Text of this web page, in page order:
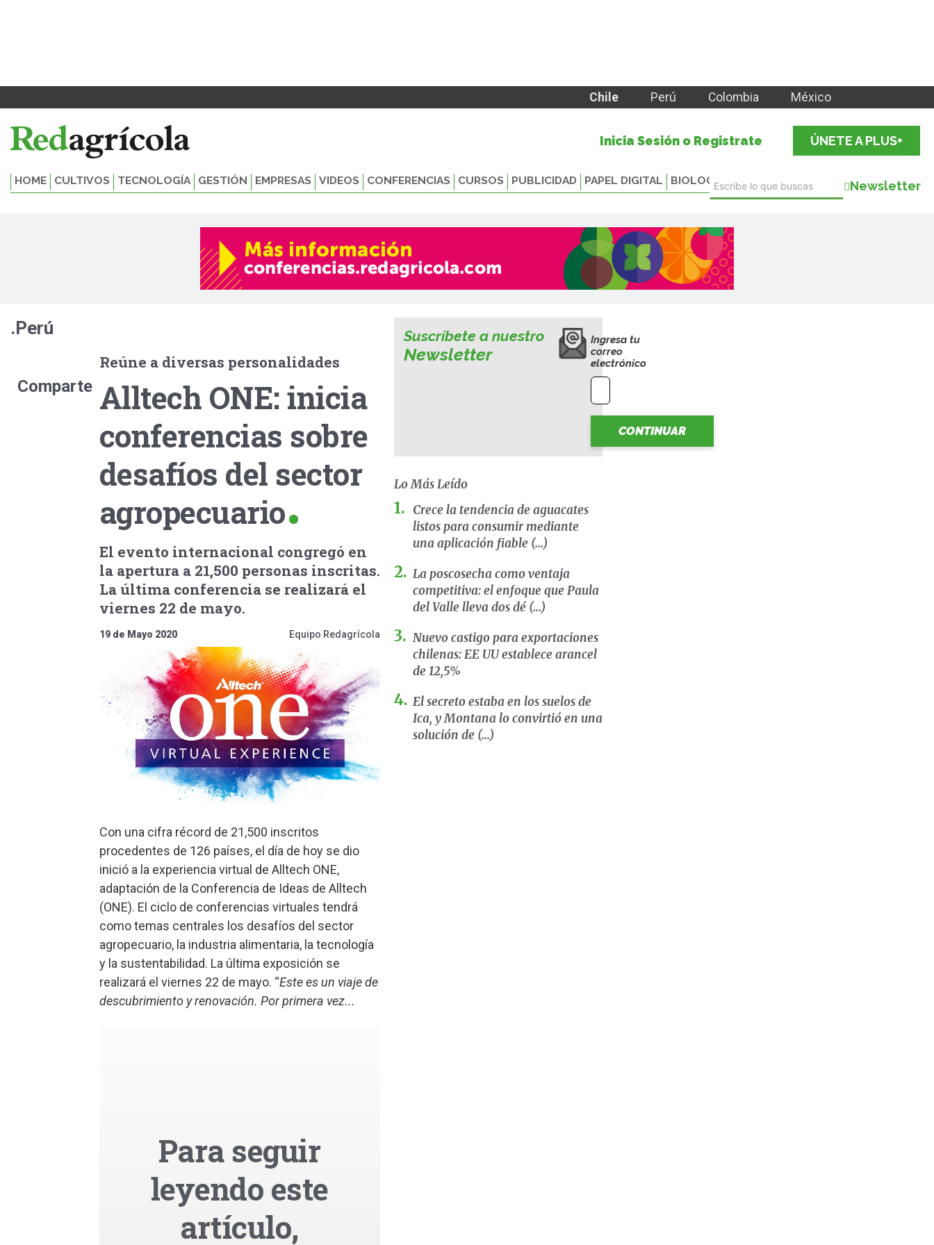
Chile Perú Colombia México
Inicia Sesión o Registrate ÚNETE A PLUS+
HOME CULTIVOS TECNOLOGÍA GESTIÓN EMPRESAS VIDEOS CONFERENCIAS CURSOS PUBLICIDAD PAPEL DIGITAL BIOLOGICALS Newsletter
.Perú
Comparte
Reúne a diversas personalidades
Alltech ONE: inicia
conferencias sobre
desafíos del sector
agropecuario
El evento internacional congregó en
la apertura a 21,500 personas inscritas.
La última conferencia se realizará el
viernes 22 de mayo.
19 de Mayo 2020 Equipo Redagrícola
Con una cifra récord de 21,500 inscritos
procedentes de 126 países, el día de hoy se dio
inició a la experiencia virtual de Alltech ONE,
adaptación de la Conferencia de Ideas de Alltech
(ONE). El ciclo de conferencias virtuales tendrá
como temas centrales los desafíos del sector
agropecuario, la industria alimentaria, la tecnología
y la sustentabilidad. La última exposición se
realizará el viernes 22 de mayo. “Este es un viaje de
descubrimiento y renovación. Por primera vez...
Para seguir
leyendo este
artículo,
Suscríbete a nuestro
Newsletter
Ingresa tu
correo
electrónico
CONTINUAR
Lo Más Leído
Crece la tendencia de aguacates
listos para consumir mediante
una aplicación fiable (...)
La poscosecha como ventaja
competitiva: el enfoque que Paula
del Valle lleva dos dé (...)
Nuevo castigo para exportaciones
chilenas: EE UU establece arancel
de 12,5%
El secreto estaba en los suelos de
Ica, y Montana lo convirtió en una
solución de (...)